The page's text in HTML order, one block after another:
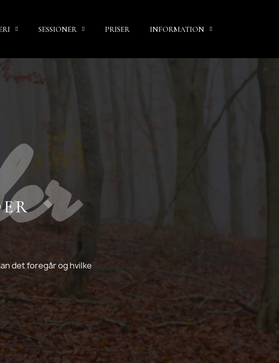
SESSIONER PRISER INFORMATION
det foregår og hvilke